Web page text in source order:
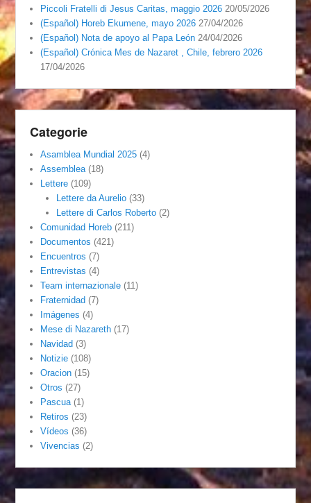
Piccoli Fratelli di Jesus Caritas, maggio 2026 20/05/2026
(Español) Horeb Ekumene, mayo 2026 27/04/2026
(Español) Nota de apoyo al Papa León 24/04/2026
(Español) Crónica Mes de Nazaret , Chile, febrero 2026
17/04/2026
Categorie
Asamblea Mundial 2025 (4)
Assemblea (18)
Lettere (109)
Lettere da Aurelio(33)
Lettere di Carlos Roberto(2)
Comunidad Horeb (211)
Documentos (421)
Encuentros (7)
Entrevistas (4)
Team internazionale (11)
Fraternidad (7)
Imágenes (4)
Mese di Nazareth (17)
Navidad (3)
Notizie (108)
Oracion (15)
Otros (27)
Pascua (1)
Retiros (23)
Vídeos (36)
Vivencias (2)